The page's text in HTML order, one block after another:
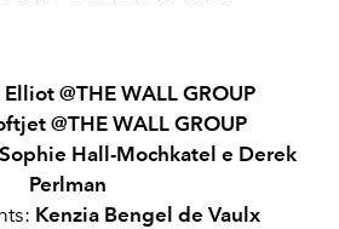
Elliot @THE WALL GROUP
@THE WALL GROUP
Sophie Hall-Mochkatel e Derek
Perlman
Kenzia Bengel de Vaulx